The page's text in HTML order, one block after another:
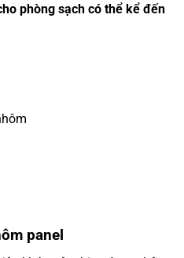
phòng sạch có thể kể đến
panel